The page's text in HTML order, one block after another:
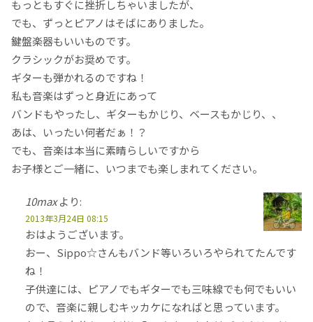
もっともすぐに挫折しちゃいましたが、
でも、ずっとピアノはそばにありました。
鍵盤楽器もいいものです。
クラシックがお奨めです。
ギターも弾かれるのですね！
私も音楽はずっと身近にあって
バンドもやったし、ギターもかじり、ベースもかじり、、
あは、いったい何者だぁ！？
でも、音楽は本当に素晴らしいですから
お子様とご一緒に、いつまでも楽しまれてください。
10max より:
2013年3月24日 08:15
おはようございます。
おー、Sippo☆さんもバンド等いろいろやられてたんです
ね！
子供達には、ピアノでもギターでも三味線でも何でもいい
ので、音楽に親しむキッカケになればと思っています。